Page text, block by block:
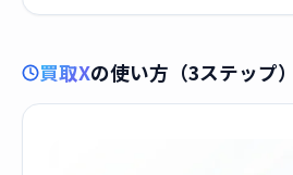
買取Xの使い方（3ステップ）